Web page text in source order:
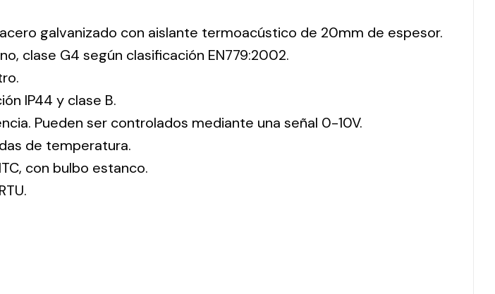
galvanizado con aislante termoacústico de 20mm de espesor.
clase G4 según clasificación EN779:2002.
IP44 y clase B.
Pueden ser controlados mediante una señal 0-10V.
de temperatura.
con bulbo estanco.